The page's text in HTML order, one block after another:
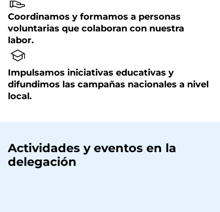
Coordinamos y formamos a personas
voluntarias que colaboran con nuestra
labor.
Impulsamos iniciativas educativas y
difundimos las campañas nacionales a nivel
local.
Actividades y eventos en la
delegación